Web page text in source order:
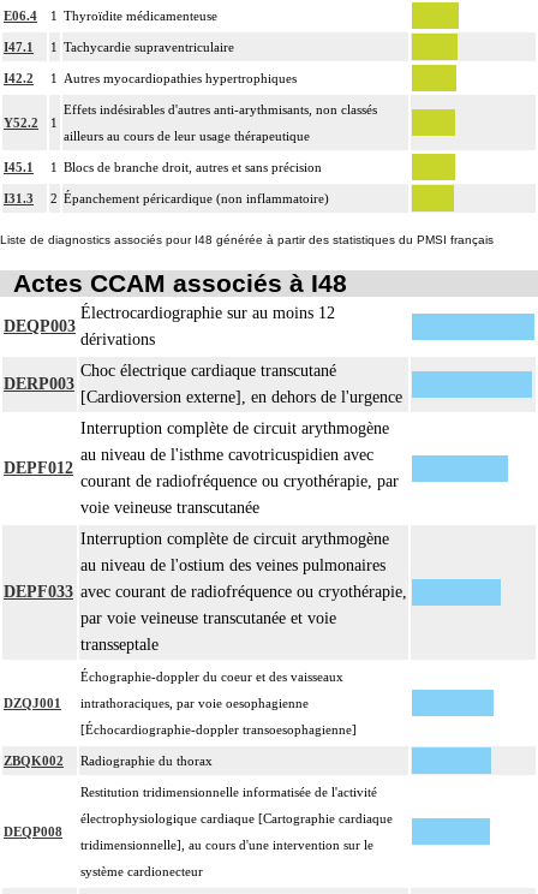
E06.4 1 Thyroïdite médicamenteuse
I47.1 1 Tachycardie supraventriculaire
I42.2 1 Autres myocardiopathies hypertrophiques
Y52.2 1
Effets indésirables d'autres anti-arythmisants, non classés
ailleurs au cours de leur usage thérapeutique
I45.1 1 Blocs de branche droit, autres et sans précision
I31.3 2 Épanchement péricardique (non inflammatoire)
Liste de diagnostics associés pour I48 générée à partir des statistiques du PMSI français
Actes CCAM associés à I48
DEQP003
Électrocardiographie sur au moins 12
dérivations
DERP003
Choc électrique cardiaque transcutané
[Cardioversion externe], en dehors de l'urgence
DEPF012
Interruption complète de circuit arythmogène
au niveau de l'isthme cavotricuspidien avec
courant de radiofréquence ou cryothérapie, par
voie veineuse transcutanée
DEPF033
Interruption complète de circuit arythmogène
au niveau de l'ostium des veines pulmonaires
avec courant de radiofréquence ou cryothérapie,
par voie veineuse transcutanée et voie
transseptale
DZQJ001
Échographie-doppler du coeur et des vaisseaux
intrathoraciques, par voie oesophagienne
[Échocardiographie-doppler transoesophagienne]
ZBQK002 Radiographie du thorax
DEQP008
Restitution tridimensionnelle informatisée de l'activité
électrophysiologique cardiaque [Cartographie cardiaque
tridimensionnelle], au cours d'une intervention sur le
système cardionecteur